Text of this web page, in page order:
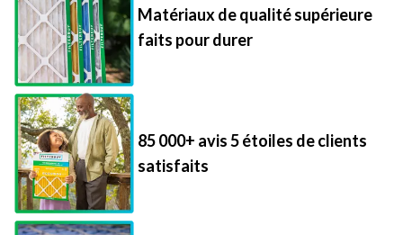
Matériaux de qualité supérieure
faits pour durer
85 000+ avis 5 étoiles de clients
satisfaits